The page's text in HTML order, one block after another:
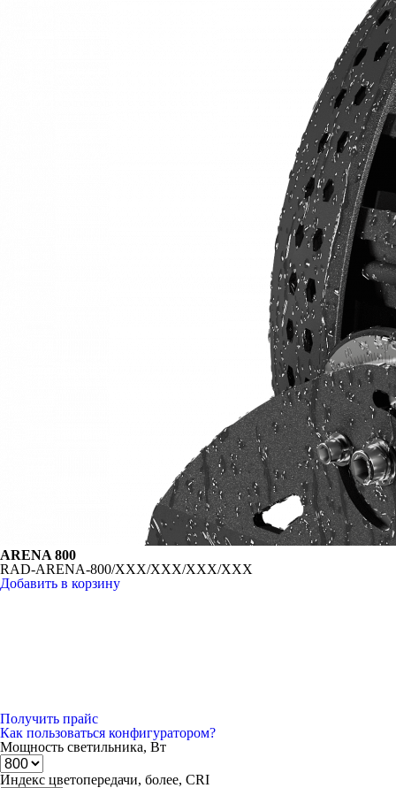
ARENA 800
RAD-ARENA-800/XXX/XXX/XXX/XXX
Добавить в корзину
Получить прайс
Как пользоваться конфигуратором?
Мощность светильника, Вт
Индекс цветопередачи, более, CRI